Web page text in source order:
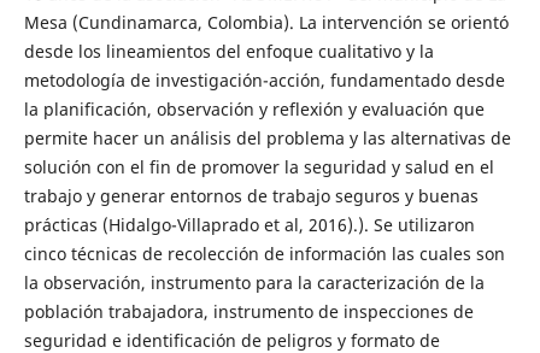
Mesa (Cundinamarca, Colombia). La intervención se orientó
desde los lineamientos del enfoque cualitativo y la
metodología de investigación-acción, fundamentado desde
la planificación, observación y reflexión y evaluación que
permite hacer un análisis del problema y las alternativas de
solución con el fin de promover la seguridad y salud en el
trabajo y generar entornos de trabajo seguros y buenas
prácticas (Hidalgo-Villaprado et al, 2016).). Se utilizaron
cinco técnicas de recolección de información las cuales son
la observación, instrumento para la caracterización de la
población trabajadora, instrumento de inspecciones de
seguridad e identificación de peligros y formato de